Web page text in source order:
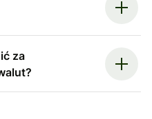
za